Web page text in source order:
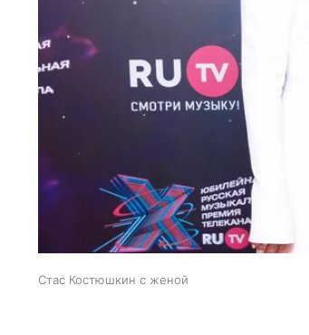
Стас Костюшкин с женой